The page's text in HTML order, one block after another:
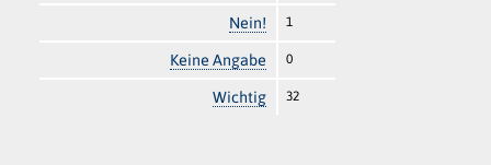
Nein! 1
Keine Angabe 0
Wichtig 32